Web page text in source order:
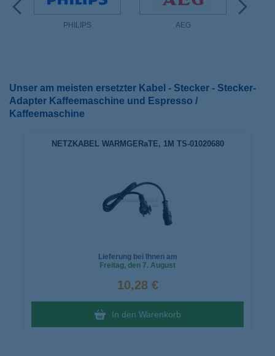
PHILIPS AEG
Unser am meisten ersetzter Kabel - Stecker - Stecker-
Adapter Kaffeemaschine und Espresso /
Kaffeemaschine
NETZKABEL WARMGERaTE, 1M TS-01020680
Lieferung bei Ihnen am
Freitag, den 7. August
10,28 €
In den Warenkorb